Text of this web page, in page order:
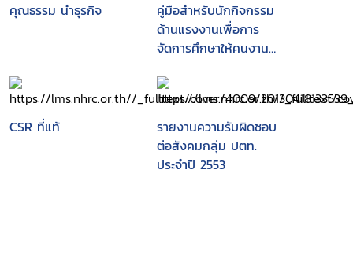
คุณธรรม นำธุรกิจ
คู่มือสำหรับนักกิจกรรม
ด้านแรงงานเพื่อการ
จัดการศึกษาให้คนงาน
ทางการค้าในยุค
โลกาภิวัฒน์
CSR ที่แท้
รายงานความรับผิดชอบ
ต่อสังคมกลุ่ม ปตท.
ประจำปี 2553